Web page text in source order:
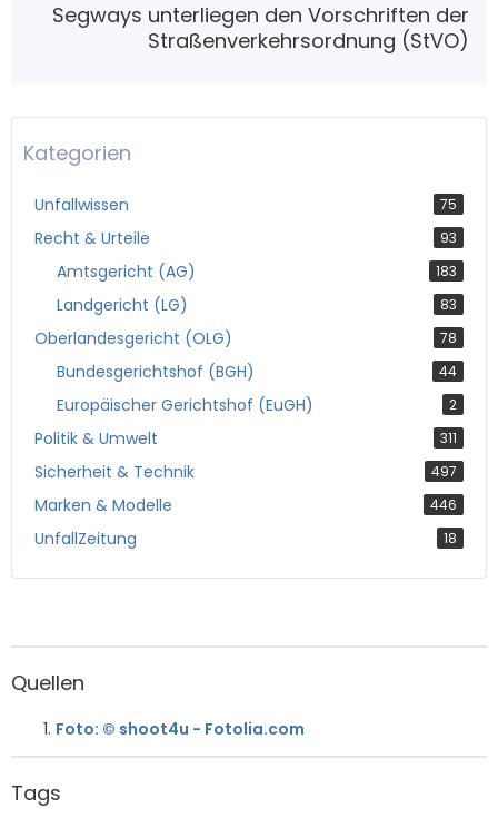
Segways unterliegen den Vorschriften der
Straßenverkehrsordnung (StVO)
Kategorien
Unfallwissen 75
Recht & Urteile 93
Amtsgericht (AG) 183
Landgericht (LG) 83
Oberlandesgericht (OLG) 78
Bundesgerichtshof (BGH) 44
Europäischer Gerichtshof (EuGH) 2
Politik & Umwelt 311
Sicherheit & Technik 497
Marken & Modelle 446
UnfallZeitung 18
Quellen
Foto: © shoot4u - Fotolia.com
Tags